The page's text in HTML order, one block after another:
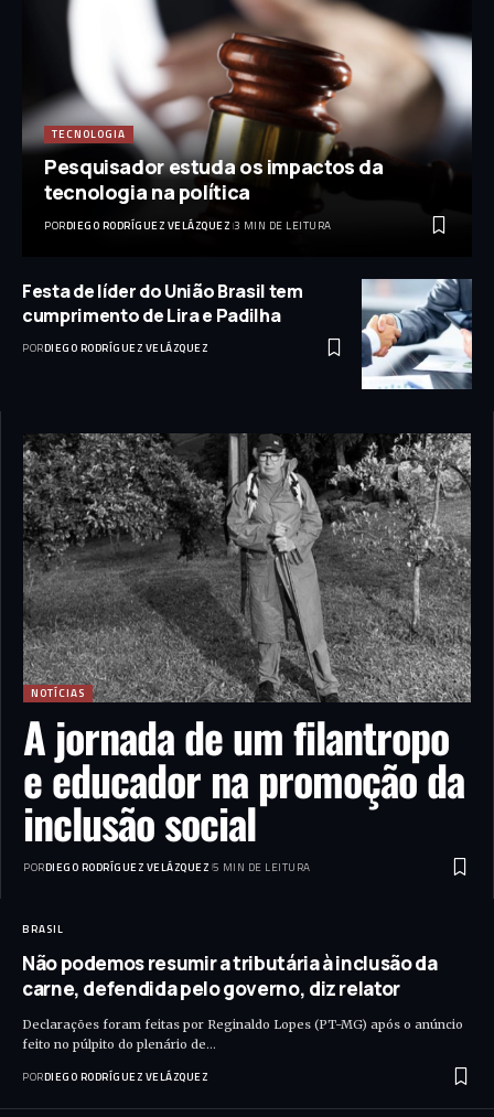
TECNOLOGIA
Pesquisador estuda os impactos da
tecnologia na política
PORDIEGO RODRÍGUEZ VELÁZQUEZ 3 MIN DE LEITURA
Festa de líder do União Brasil tem
cumprimento de Lira e Padilha
PORDIEGO RODRÍGUEZ VELÁZQUEZ
NOTÍCIAS
A jornada de um filantropo
e educador na promoção da
inclusão social
PORDIEGO RODRÍGUEZ VELÁZQUEZ 5 MIN DE LEITURA
BRASIL
Não podemos resumir a tributária à inclusão da
carne, defendida pelo governo, diz relator
Declarações foram feitas por Reginaldo Lopes (PT-MG) após o anúncio
feito no púlpito do plenário de…
PORDIEGO RODRÍGUEZ VELÁZQUEZ